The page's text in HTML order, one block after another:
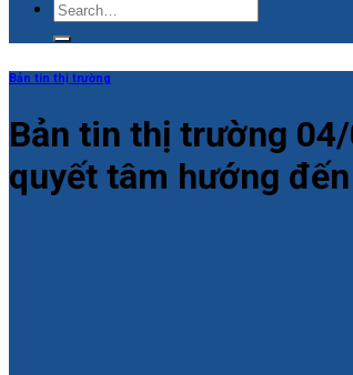
Bản tin thị trường
Bản tin thị trường
quyết tâm hướng